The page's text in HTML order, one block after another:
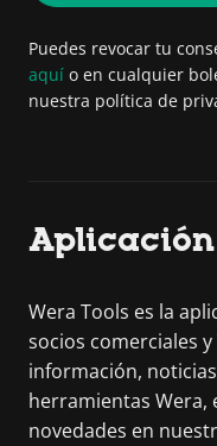
Puedes revocar tu
aquí o en cualquier
nuestra política de
Aplicación
Wera Tools es la
socios comerciales
información,
herramientas
novedades en